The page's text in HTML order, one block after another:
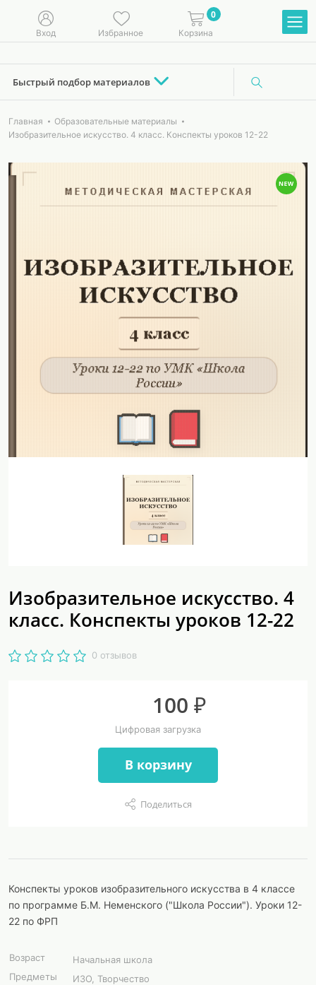
Вход Избранное
0
Корзина
Быстрый подбор материалов
Главная
Образовательные материалы
Изобразительное искусство. 4 класс. Конспекты уроков 12-22
Изобразительное искусство. 4
класс. Конспекты уроков 12-22
0 отзывов
100 ₽
Цифровая загрузка
В корзину
Поделиться
Конспекты уроков изобразительного искусства в 4 классе
по программе Б.М. Неменского ("Школа России"). Уроки 12-
22 по ФРП
Возраст
Начальная школа
Предметы
ИЗО, Творчество